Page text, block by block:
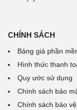
CHÍNH SÁCH
Bảng giá phần
Hình thức thanh
Quy ước sử dụng
Chính sách bảo
Chính sách bảo